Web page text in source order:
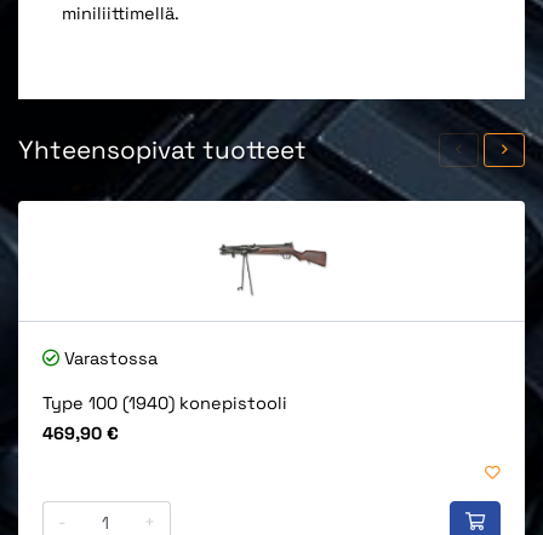
miniliittimellä.
Yhteensopivat tuotteet
Varastossa
Type 100 (1940) konepistooli
Hinta
469,90 €
- +